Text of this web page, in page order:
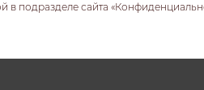
в подразделе сайта